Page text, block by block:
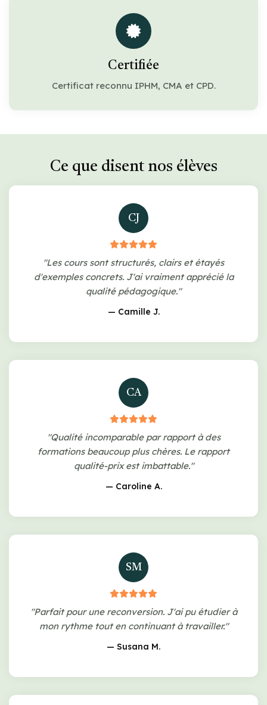
Certifiée
Certificat reconnu IPHM, CMA et CPD.
Ce que disent nos élèves
CJ
"Les cours sont structurés, clairs et étayés
d'exemples concrets. J'ai vraiment apprécié la
qualité pédagogique."
— Camille J.
CA
"Qualité incomparable par rapport à des
formations beaucoup plus chères. Le rapport
qualité-prix est imbattable."
— Caroline A.
SM
"Parfait pour une reconversion. J'ai pu étudier à
mon rythme tout en continuant à travailler."
— Susana M.